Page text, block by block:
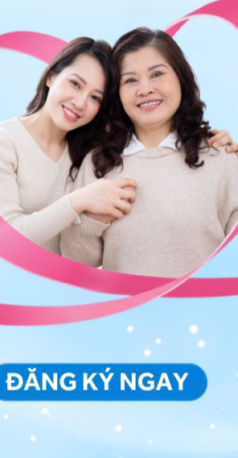
, đặt muaGÓI DỊCH VỤ hoặc đặt
dụng My Vinmec để quản lý, theo dõi
Chia sẻ
nhi Sản phụ khoa
tháo đường: Kẻ gây thương
thầm lặng cho bộ xương